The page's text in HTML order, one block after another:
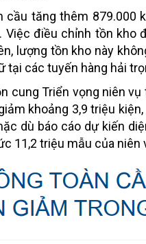
tăng thêm 879.000
Việc điều chỉnh tồn
lượng tồn kho này
tại các tuyến hàng hải
cung Triển vọng niên
khoảng 3,9 triệu
dù báo cáo dự kiến
11,2 triệu mẫu của niên